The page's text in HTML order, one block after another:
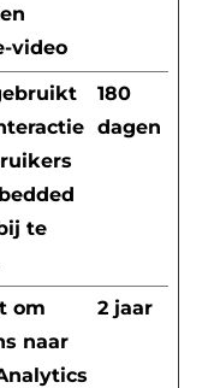
video
te
180
dagen
om
naar
2 jaar